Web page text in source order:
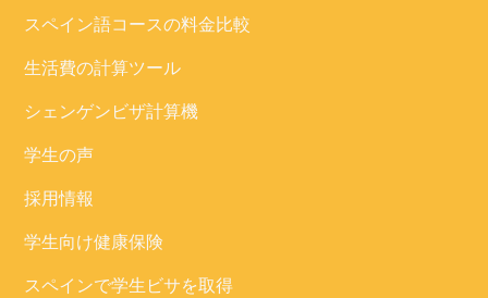
スペイン語コースの料金比較
生活費の計算ツール
シェンゲンビザ計算機
学生の声
採用情報
学生向け健康保険
スペインで学生ビサを取得